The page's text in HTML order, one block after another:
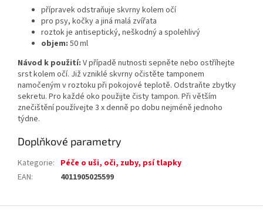
přípravek odstraňuje skvrny kolem očí
pro psy, kočky a jiná malá zvířata
roztok je antiseptický, neškodný a spolehlivý
objem: 50 ml
Návod k použití: V případě nutnosti sepněte nebo ostříhejte
srst kolem očí. Již vzniklé skvrny očistěte tamponem
namočeným v roztoku při pokojové teplotě. Odstraňte zbytky
sekretu. Pro každé oko použijte čisty tampon. Při větším
znečištění používejte 3 x denně po dobu nejméně jednoho
týdne.
Doplňkové parametry
Kategorie: Péče o uši, oči, zuby, psí tlapky
EAN: 4011905025599